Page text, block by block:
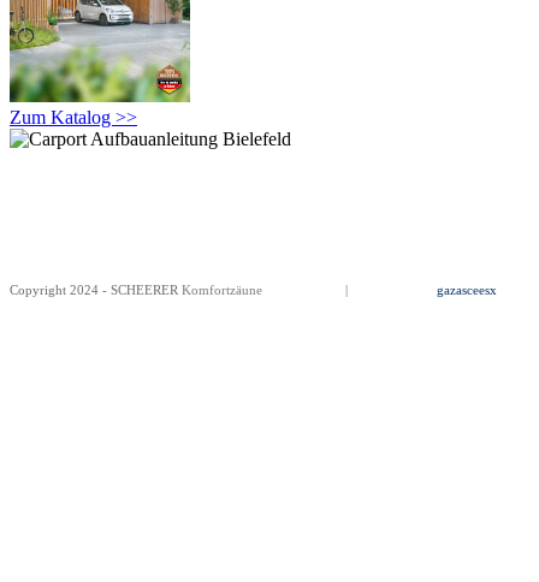
Zum Katalog >>
Copyright 2024 - SCHEERER Komfortzäune | gazasceesx